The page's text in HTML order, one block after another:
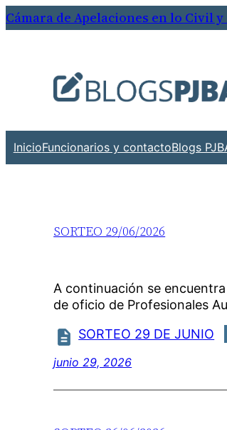
Cámara de Apelaciones en lo Civil
InicioFuncionarios y contactoBlogs
SORTEO 29/06/2026
A continuación se
de oficio de Profesionales
SORTEO 29 DE JUNIO
junio 29, 2026